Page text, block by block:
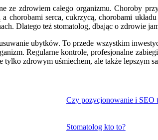
ze zdrowiem całego organizmu. Choroby
chorobami serca, cukrzycą, chorobami
Dlatego też stomatolog, dbając o zdrowie
ubytków. To przede wszystkim
Regularne kontrole, profesjonalne
tylko zdrowym uśmiechem, ale także lepszym
Czy pozycjonowanie i SEO
Stomatolog kto to?